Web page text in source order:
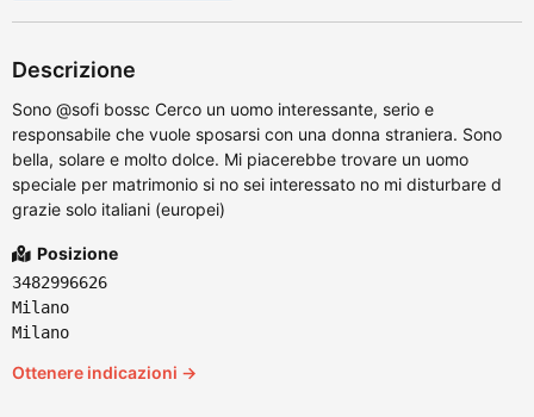
Descrizione
Sono @sofi bossc Cerco un uomo interessante, serio e
responsabile che vuole sposarsi con una donna straniera. Sono
bella, solare e molto dolce. Mi piacerebbe trovare un uomo
speciale per matrimonio si no sei interessato no mi disturbare d
grazie solo italiani (europei)
Posizione
3482996626
Milano
Milano
Ottenere indicazioni →